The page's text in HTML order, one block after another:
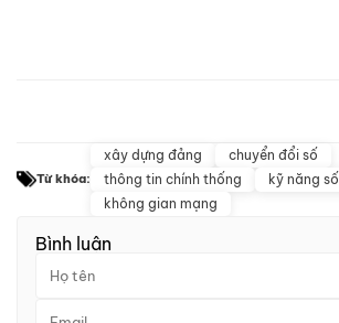
Từ khóa:
xây dựng đảng
chuyển đổi số
thông tin chính thống
kỹ năng số
không gian mạng
Bình luận